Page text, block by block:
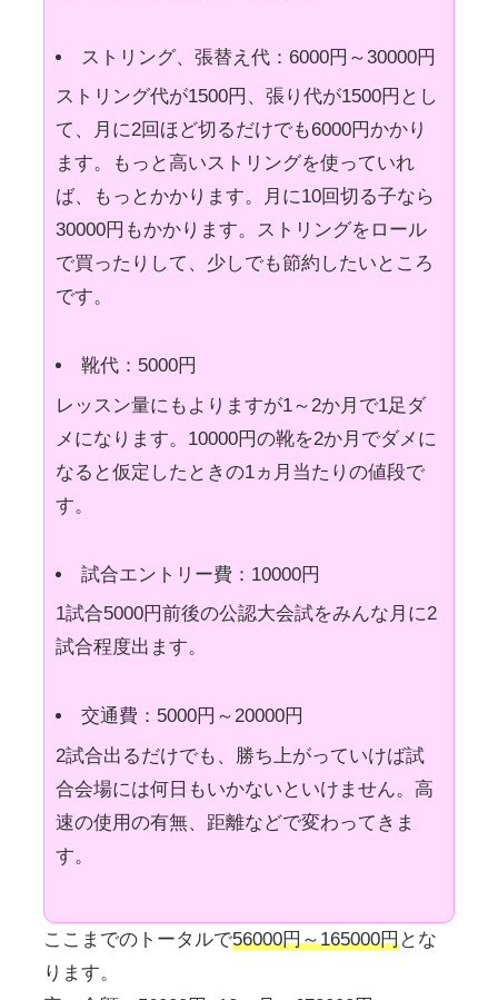
ストリング、張替え代：6000円～30000円
ストリング代が1500円、張り代が1500円とし
て、月に2回ほど切るだけでも6000円かかり
ます。もっと高いストリングを使っていれ
ば、もっとかかります。月に10回切る子なら
30000円もかかります。ストリングをロール
で買ったりして、少しでも節約したいところ
です。
靴代：5000円
レッスン量にもよりますが1～2か月で1足ダ
メになります。10000円の靴を2か月でダメに
なると仮定したときの1ヵ月当たりの値段で
す。
試合エントリー費：10000円
1試合5000円前後の公認大会試をみんな月に2
試合程度出ます。
交通費：5000円～20000円
2試合出るだけでも、勝ち上がっていけば試
合会場には何日もいかないといけません。高
速の使用の有無、距離などで変わってきま
す。
ここまでのトータルで56000円～165000円とな
ります。